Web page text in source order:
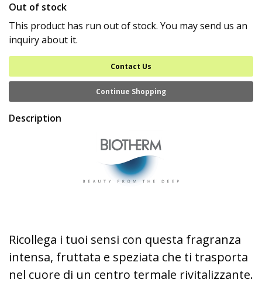
Out of stock
This product has run out of stock. You may send us an
inquiry about it.
Contact Us
Continue Shopping
Description
Ricollega i tuoi sensi con questa fragranza
intensa, fruttata e speziata che ti trasporta
nel cuore di un centro termale rivitalizzante.